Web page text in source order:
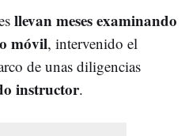
llevan meses examinando
móvil, intervenido el
de unas diligencias
instructor.